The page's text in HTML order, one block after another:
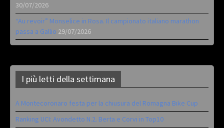
30/07/2026
“Au revoir” Monselice in Rosa. Il campionato italiano marathon
passa a Gallio 29/07/2026
I più letti della settimana
A Montecoronaro festa per la chiusura del Romagna Bike Cup
Ranking UCI: Avondetto N.2. Berta e Corvi in Top10